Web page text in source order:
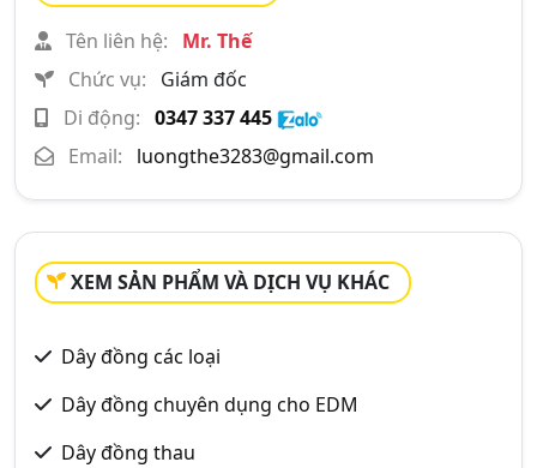
Tên liên hệ:
Mr. Thế
Chức vụ:
Giám đốc
Di động: 0347 337 445
Email:
luongthe3283@gmail.com
XEM SẢN PHẨM VÀ DỊCH VỤ KHÁC
Dây đồng các loại
Dây đồng chuyên dụng cho EDM
Dây đồng thau